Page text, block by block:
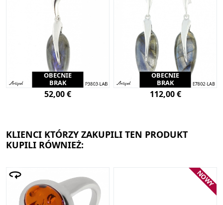
OBECNIE
BRAK
52,00 €
OBECNIE
BRAK
112,00 €
KLIENCI KTÓRZY ZAKUPILI TEN PRODUKT
KUPILI RÓWNIEŻ:
NOWY